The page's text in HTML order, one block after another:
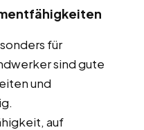
für
sind gute
und
auf